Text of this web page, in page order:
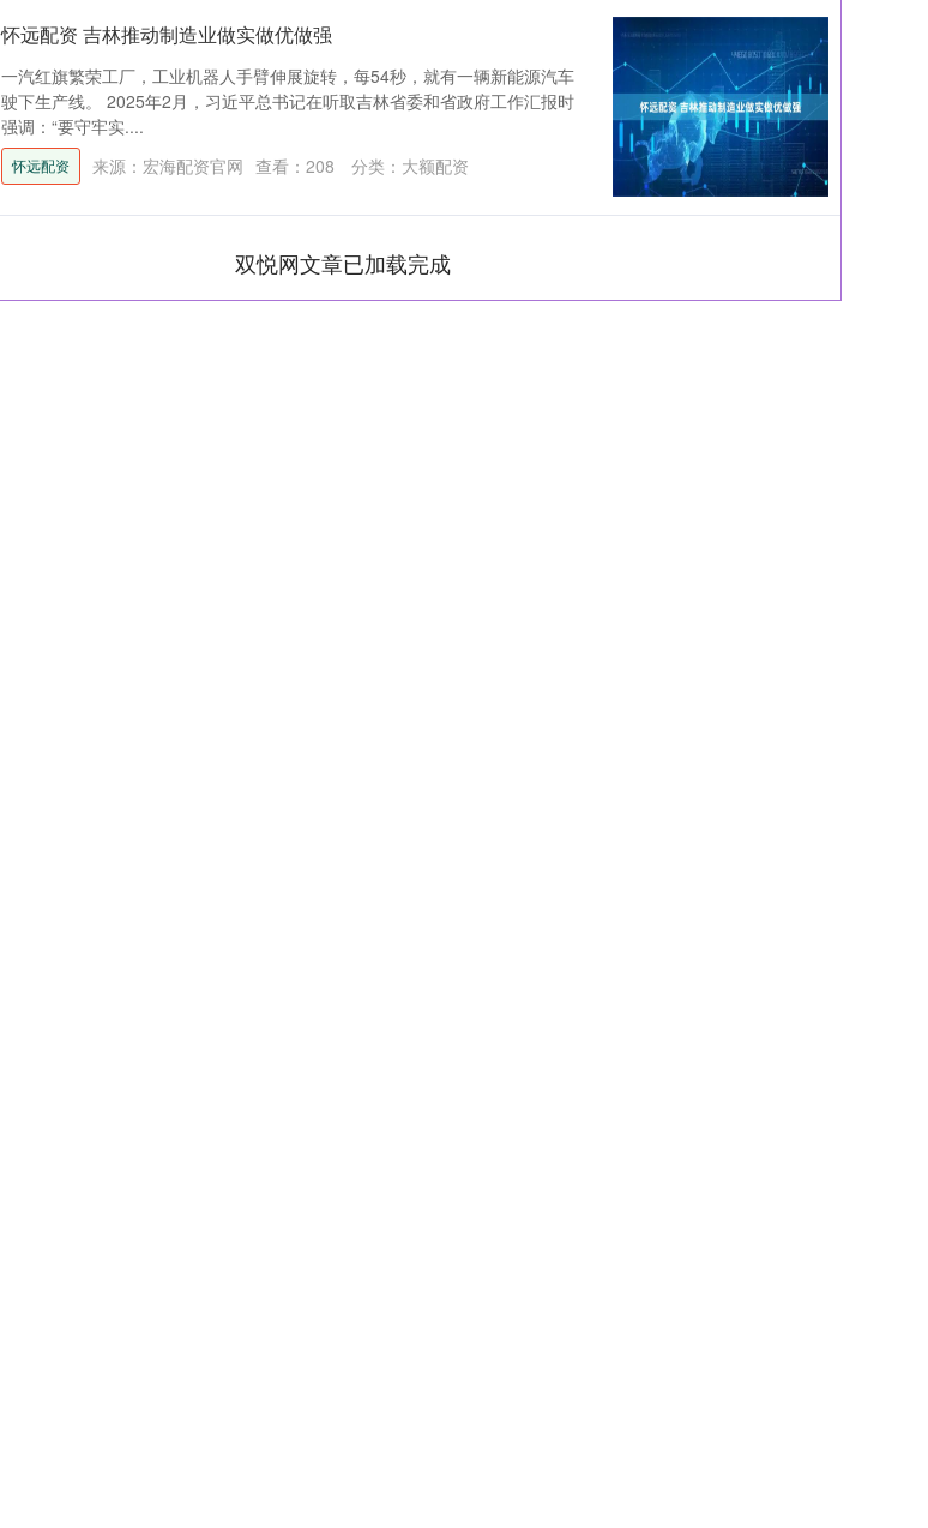
怀远配资 吉林推动制造业做实做优做强
一汽红旗繁荣工厂，工业机器人手臂伸展旋转，每54秒，就有一辆新能源汽车
驶下生产线。 2025年2月，习近平总书记在听取吉林省委和省政府工作汇报时
强调：“要守牢实....
怀远配资 来源：宏海配资官网 查看： 208 分类： 大额配资
双悦网文章已加载完成